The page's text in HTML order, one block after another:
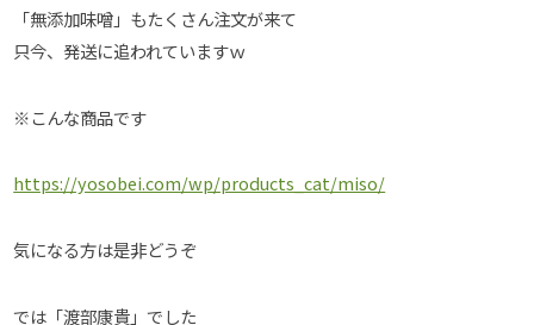
「無添加味噌」もたくさん注文が来て
只今、発送に追われていますｗ
※こんな商品です
https://yosobei.com/wp/products_cat/miso/
気になる方は是非どうぞ
では「渡部康貴」でした